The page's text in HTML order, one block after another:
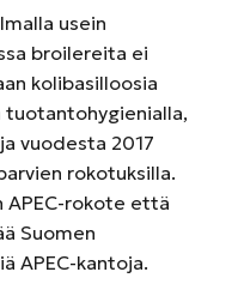
usein
broilereita ei
kolibasilloosia
tuotantohygienialla,
vuodesta 2017
rokotuksilla.
APEC-rokote että
Suomen
APEC-kantoja.